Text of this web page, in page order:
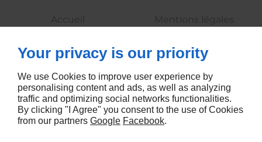
SUIVEZ-MOI
Your privacy is our priority
We use Cookies to improve user experience by
personalising content and ads, as well as analyzing
traffic and optimizing social networks functionalities.
By clicking "I Agree" you consent to the use of Cookies
from our partners Google Facebook.